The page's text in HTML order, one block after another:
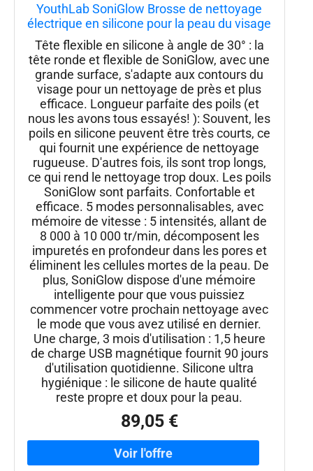
YouthLab SoniGlow Brosse de nettoyage
électrique en silicone pour la peau du visage
- Vibrante - Hygiénique - Exfoliation -
Massage - Ferme - Tonification - Points
noirs - Pores - Imperméable -
Tête flexible en silicone à angle de 30° : la
tête ronde et flexible de SoniGlow, avec une
grande surface, s'adapte aux contours du
visage pour un nettoyage de près et plus
efficace. Longueur parfaite des poils (et
nous les avons tous essayés! ): Souvent, les
poils en silicone peuvent être très courts, ce
qui fournit une expérience de nettoyage
rugueuse. D'autres fois, ils sont trop longs,
ce qui rend le nettoyage trop doux. Les poils
SoniGlow sont parfaits. Confortable et
efficace. 5 modes personnalisables, avec
mémoire de vitesse : 5 intensités, allant de
8 000 à 10 000 tr/min, décomposent les
impuretés en profondeur dans les pores et
éliminent les cellules mortes de la peau. De
plus, SoniGlow dispose d'une mémoire
intelligente pour que vous puissiez
commencer votre prochain nettoyage avec
le mode que vous avez utilisé en dernier.
Une charge, 3 mois d'utilisation : 1,5 heure
de charge USB magnétique fournit 90 jours
d'utilisation quotidienne. Silicone ultra
hygiénique : le silicone de haute qualité
reste propre et doux pour la peau.
89,05 €